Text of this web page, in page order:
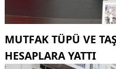
MUTFAK TÜPÜ VE
HESAPLARA YATTI